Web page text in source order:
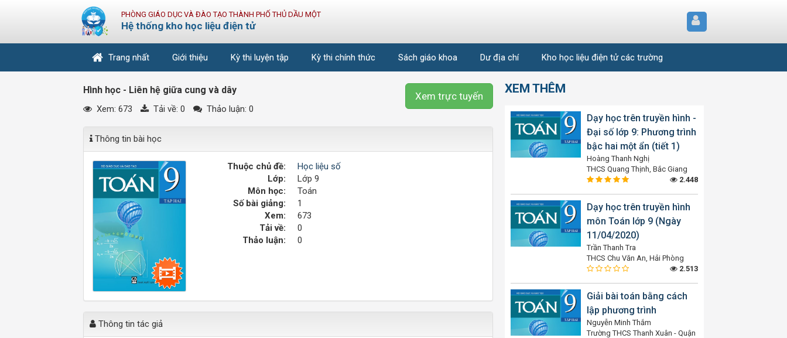
PHÒNG GIÁO DỤC VÀ ĐÀO TẠO THÀNH PHỐ THỦ DẦU MỘT
Hệ thống kho học liệu điện tử
Trang nhất Giới thiệu Kỳ thi luyện tập Kỳ thi chính thức Sách giáo khoa Dư địa chí Kho học liệu điện tử các trường
Xem trực tuyến
Hình học - Liên hệ giữa cung và dây
Xem: 673 Tải về: 0 Thảo luận: 0
Thông tin bài học
Thuộc chủ đề:
Học liệu số
Lớp:
Lớp 9
Môn học:
Toán
Số bài giảng:
1
Xem:
673
Tải về:
0
Thảo luận:
0
Thông tin tác giả
XEM THÊM
Dạy học trên truyền hình -
Đại số lớp 9: Phương trình
bậc hai một ẩn (tiết 1)
Hoàng Thanh Nghị
THCS Quang Thịnh, Bắc Giang
2.448
Dạy học trên truyền hình
môn Toán lớp 9 (Ngày
11/04/2020)
Trần Thanh Tra
THCS Chu Văn An, Hải Phòng
2.513
Giải bài toán bằng cách
lập phương trình
Nguyễn Minh Thắm
Trường THCS Thanh Xuân - Quận